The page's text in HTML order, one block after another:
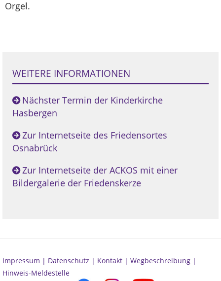
Orgel.
WEITERE INFORMATIONEN
Nächster Termin der Kinderkirche
Hasbergen
Zur Internetseite des Friedensortes
Osnabrück
Zur Internetseite der ACKOS mit einer
Bildergalerie der Friedenskerze
Impressum | Datenschutz | Kontakt | Wegbeschreibung |
Hinweis-Meldestelle